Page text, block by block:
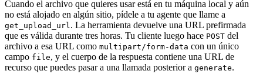
Cuando el archivo que quieres usar está en tu máquina local y aún
no está alojado en algún sitio, pídele a tu agente que llame a
get_upload_url. La herramienta devuelve una URL prefirmada
que es válida durante tres horas. Tu cliente luego hace POST del
archivo a esa URL como multipart/form-data con un único
campo file, y el cuerpo de la respuesta contiene una URL de
recurso que puedes pasar a una llamada posterior a generate.